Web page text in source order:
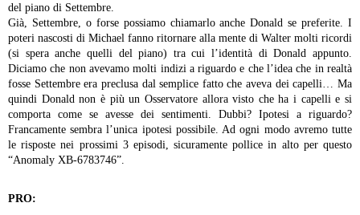
del piano di Settembre.
Già, Settembre, o forse possiamo chiamarlo anche Donald se preferite. I
poteri nascosti di Michael fanno ritornare alla mente di Walter molti ricordi
(si spera anche quelli del piano) tra cui l’identità di Donald appunto.
Diciamo che non avevamo molti indizi a riguardo e che l’idea che in realtà
fosse Settembre era preclusa dal semplice fatto che aveva dei capelli… Ma
quindi Donald non è più un Osservatore allora visto che ha i capelli e si
comporta come se avesse dei sentimenti. Dubbi? Ipotesi a riguardo?
Francamente sembra l’unica ipotesi possibile. Ad ogni modo avremo tutte
le risposte nei prossimi 3 episodi, sicuramente pollice in alto per questo
“Anomaly XB-6783746”.
PRO: